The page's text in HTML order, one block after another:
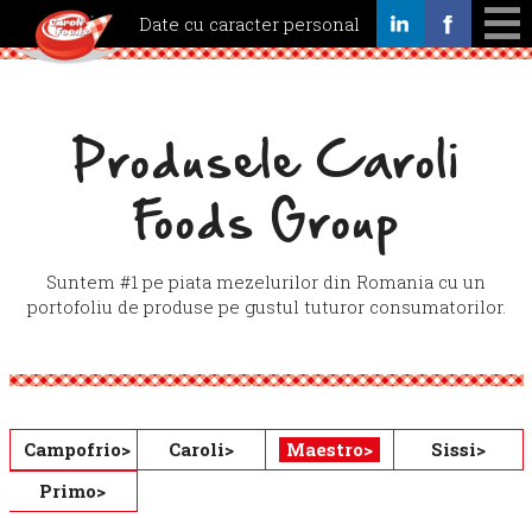
Date cu caracter personal
Produse Noutati
Cariere Contact
Produsele Caroli
Foods Group
Suntem #1 pe piata mezelurilor din Romania cu un
portofoliu de produse pe gustul tuturor consumatorilor.
Campofrio> Caroli> Maestro>
Sissi>
Primo>